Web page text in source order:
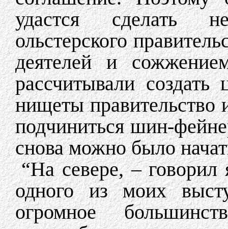
удастся сделать
ольстерского
деятелей и
рассчитывали
нищеты правительство
подчиниться шин-
снова можно было
“На севере, – говорил
одного из моих
огромное